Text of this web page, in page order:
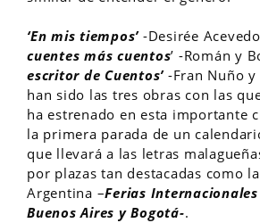
‘En mis tiempos’-Desirée
cuentes más cuentos’ -Román y
escritor de Cuentos’-Fran Nuño y
han sido las tres obras con las
ha estrenado en esta importante
la primera parada de un
que llevará a las letras
por plazas tan destacadas como
Argentina –Ferias
Buenos Aires y Bogotá-.